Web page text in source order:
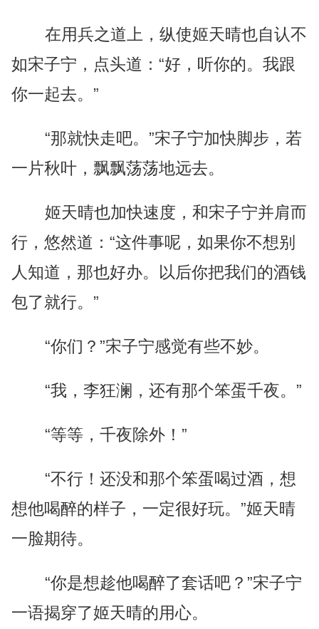
在用兵之道上，纵使姬天晴也自认不
如宋子宁，点头道：“好，听你的。我跟
你一起去。”
“那就快走吧。”宋子宁加快脚步，若
一片秋叶，飘飘荡荡地远去。
姬天晴也加快速度，和宋子宁并肩而
行，悠然道：“这件事呢，如果你不想别
人知道，那也好办。以后你把我们的酒钱
包了就行。”
“你们？”宋子宁感觉有些不妙。
“我，李狂澜，还有那个笨蛋千夜。”
“等等，千夜除外！”
“不行！还没和那个笨蛋喝过酒，想
想他喝醉的样子，一定很好玩。”姬天晴
一脸期待。
“你是想趁他喝醉了套话吧？”宋子宁
一语揭穿了姬天晴的用心。